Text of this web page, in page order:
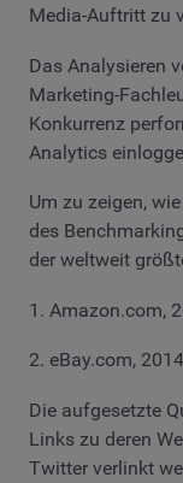
Media-Auftritt zu
Das Analysieren
Marketing-
Konkurrenz
Analytics
Um zu zeigen,
des
der weltweit
1. Amazon.com,
2. eBay.com,
Die aufgesetzte
Links zu deren
Twitter verlinkt